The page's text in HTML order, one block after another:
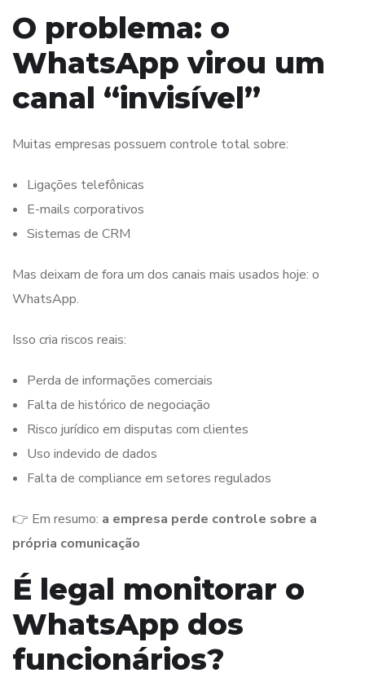
O problema: o
WhatsApp virou um
canal “invisível”
Muitas empresas possuem controle total sobre:
Ligações telefônicas
E-mails corporativos
Sistemas de CRM
Mas deixam de fora um dos canais mais usados hoje: o
WhatsApp.
Isso cria riscos reais:
Perda de informações comerciais
Falta de histórico de negociação
Risco jurídico em disputas com clientes
Uso indevido de dados
Falta de compliance em setores regulados
👉 Em resumo: a empresa perde controle sobre a
própria comunicação
É legal monitorar o
WhatsApp dos
funcionários?